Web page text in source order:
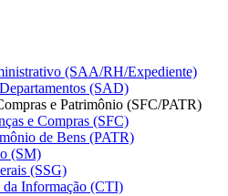
(SAA/RH/Expediente)
(SAD)
e Patrimônio (SFC/PATR)
e Compras (SFC)
de Bens (PATR)
(SM)
(SSG)
da Informação (CTI)